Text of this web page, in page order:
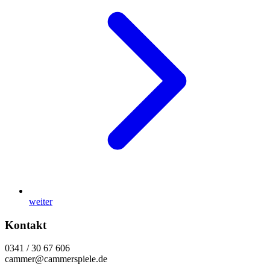
weiter
Kontakt
0341 / 30 67 606
cammer@cammerspiele.de